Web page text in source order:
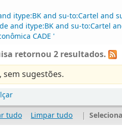
itype:BK and su-to:Cartel
and itype:BK and su-to:Cartel
CADE '
retornou 2 resultados.
sem sugestões.
tudo
Limpar tudo |